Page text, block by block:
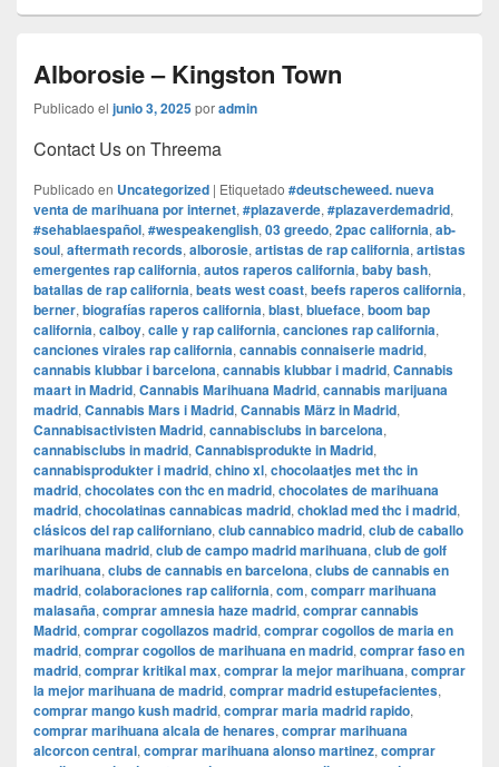
Alborosie – Kingston Town
Publicado el junio 3, 2025poradmin
Contact Us on Threema
Publicado en Uncategorized | Etiquetado #deutscheweed. nueva
venta de marihuana por internet, #plazaverde, #plazaverdemadrid,
#sehablaespañol, #wespeakenglish, 03 greedo, 2pac california, ab-
soul, aftermath records, alborosie, artistas de rap california, artistas
emergentes rap california, autos raperos california, baby bash,
batallas de rap california, beats west coast, beefs raperos california,
berner, biografías raperos california, blast, blueface, boom bap
california, calboy, calle y rap california, canciones rap california,
canciones virales rap california, cannabis connaiserie madrid,
cannabis klubbar i barcelona, cannabis klubbar i madrid, Cannabis
maart in Madrid, Cannabis Marihuana Madrid, cannabis marijuana
madrid, Cannabis Mars i Madrid, Cannabis März in Madrid,
Cannabisactivisten Madrid, cannabisclubs in barcelona,
cannabisclubs in madrid, Cannabisprodukte in Madrid,
cannabisprodukter i madrid, chino xl, chocolaatjes met thc in
madrid, chocolates con thc en madrid, chocolates de marihuana
madrid, chocolatinas cannabicas madrid, choklad med thc i madrid,
clásicos del rap californiano, club cannabico madrid, club de caballo
marihuana madrid, club de campo madrid marihuana, club de golf
marihuana, clubs de cannabis en barcelona, clubs de cannabis en
madrid, colaboraciones rap california, com, comparr marihuana
malasaña, comprar amnesia haze madrid, comprar cannabis
Madrid, comprar cogollazos madrid, comprar cogollos de maria en
madrid, comprar cogollos de marihuana en madrid, comprar faso en
madrid, comprar kritikal max, comprar la mejor marihuana, comprar
la mejor marihuana de madrid, comprar madrid estupefacientes,
comprar mango kush madrid, comprar maria madrid rapido,
comprar marihuana alcala de henares, comprar marihuana
alcorcon central, comprar marihuana alonso martinez, comprar